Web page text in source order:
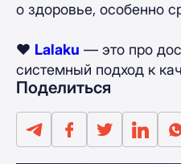
о здоровье, особенно
❤️ Lalaku — это про
системный подход к
Поделиться